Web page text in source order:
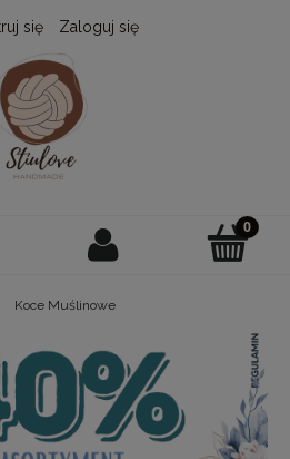
się Zaloguj się
Koce Muślinowe